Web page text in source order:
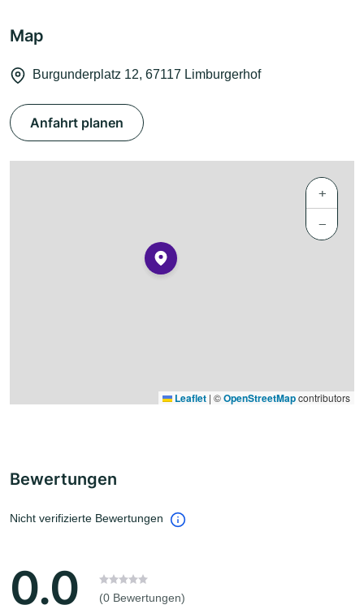
Map
Burgunderplatz 12, 67117 Limburgerhof
Anfahrt planen
+
−
Leaflet | ©OpenStreetMapcontributors
Bewertungen
Nicht verifizierte Bewertungen
0.0 (0 Bewertungen)